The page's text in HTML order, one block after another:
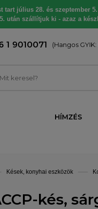
tart július 28. és
után szállítjuk ki - azaz a
1 9010071 (Hangos GYIK:
HÍMZÉS
Kések, konyhai eszközök
kés,